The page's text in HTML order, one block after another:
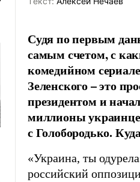
Судя по первым
самым счетом, с
комедийном
Зеленского – это
президентом и
миллионы
с Голобородько.
«Украина, ты
российский